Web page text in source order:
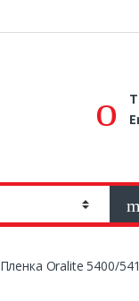
Пленка Oralite 5400/